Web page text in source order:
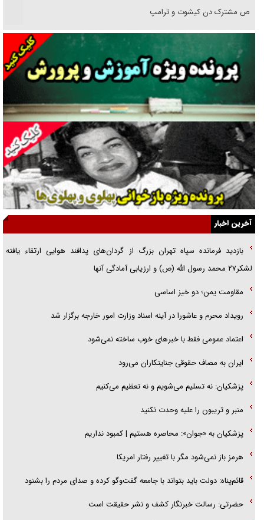
رقص مشترک دن کیشوت و ترامپ
دنده دولت به واگذاری مسئله‌دار ایران‌خودرو/ خصوصی‌سازی یا انحصار؟
غریزه‌ی بقا و آقای باقی و رفقا
جراحی‌های زیبایی با مدرک فوق‌دیپلم! + گفت‌وگو با متهم
گفت‌وگو با همسر یکی از شهدای جنگ رمضان/ پیکر بی‌سر شهید را از
انگشت‌های پا شناسایی کردیم
نسلی که آنلاین الگو می‌گیرد
گفت‌وگو با آیت‌الله جاودان/ جفای مخالفان مکانت معنوی رهبر شهید را
ارتقا می‌داد
راننده مست به قانون می‌خندد
همه آقای دوربینی شده‌ایم!
آخرین اخبار
بازدید فرمانده سپاه تهران بزرگ از گردان‌های پدافند هوایی ارتقاء یافته
لشکر۲۷ محمد رسول الله (ص) و ارزیابی آمادگی آنها
مقاومت یمن؛ دو خیز اساسی
رویداد محرم و عاشورا در آینه اسناد وزارت امور خارجه برگزار شد
اعتماد عمومی فقط با خبرهای خوب ساخته نمی‌شود
ایران به مصاف حقوقی جنایتکاران می‌رود
پزشکیان: نه تسلیم می‌شویم و نه تعظیم می‌کنیم
منبر و تریبون را علیه وحدت نکنید
پزشکیان به «جوان»: محاصره هستیم | کمبود نداریم
هرمز باز نمی‌شود مگر با تغییر رفتار امریکا
قائم‌پناه: دولت باید بتواند با جامعه گفت‌و‌گو کرده و صدای مردم را بشنود
حضرتی: رسالت خبرنگار کشف و نشر حقیقت است